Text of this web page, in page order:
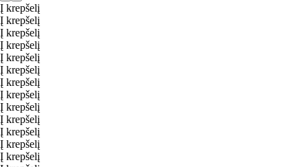
Į krepšelį
Į krepšelį
Į krepšelį
Į krepšelį
Į krepšelį
Į krepšelį
Į krepšelį
Į krepšelį
Į krepšelį
Į krepšelį
Į krepšelį
Į krepšelį
Į krepšelį